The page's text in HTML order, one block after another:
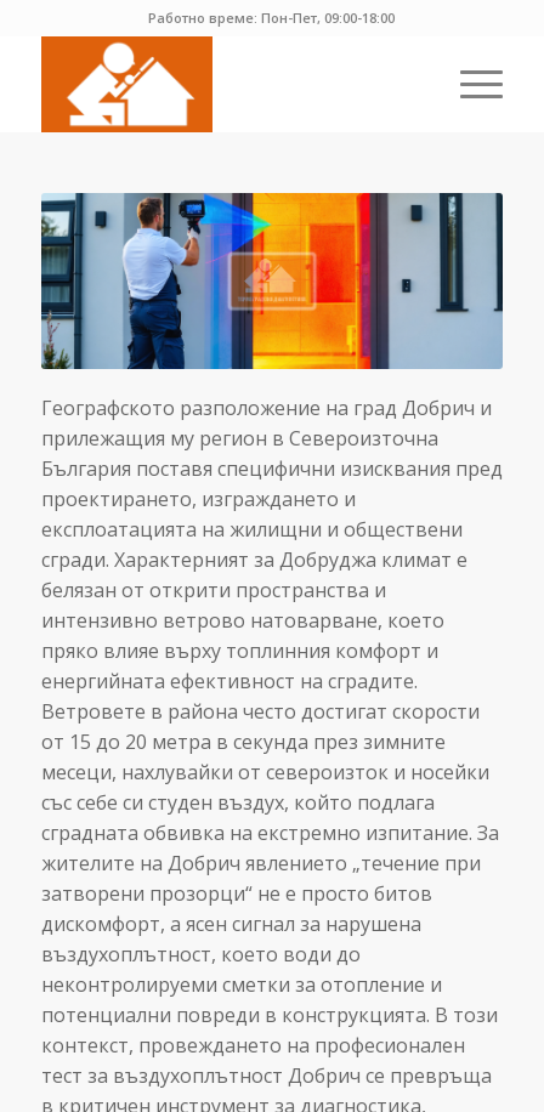
Работно време: Пон-Пет, 09:00-18:00
Географското разположение на град Добрич и
прилежащия му регион в Североизточна
България поставя специфични изисквания пред
проектирането, изграждането и
експлоатацията на жилищни и обществени
сгради. Характерният за Добруджа климат е
белязан от открити пространства и
интензивно ветрово натоварване, което
пряко влияе върху топлинния комфорт и
енергийната ефективност на сградите.
Ветровете в района често достигат скорости
от 15 до 20 метра в секунда през зимните
месеци, нахлувайки от североизток и носейки
със себе си студен въздух, който подлага
сградната обвивка на екстремно изпитание. За
жителите на Добрич явлението „течение при
затворени прозорци“ не е просто битов
дискомфорт, а ясен сигнал за нарушена
въздухоплътност, което води до
неконтролируеми сметки за отопление и
потенциални повреди в конструкцията. В този
контекст, провеждането на професионален
тест за въздухоплътност Добрич се превръща
в критичен инструмент за диагностика,